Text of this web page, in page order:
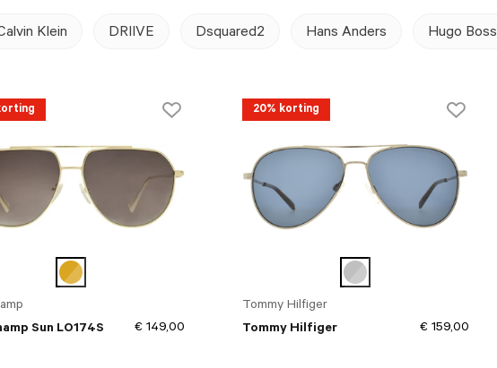
Klein DRIIVE Dsquared2 Hans Anders Hugo Boss
Sun LO174S
€ 149,00
20% korting
Tommy Hilfiger
Tommy Hilfiger
€ 159,00